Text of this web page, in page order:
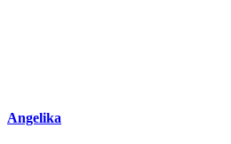
Angelika